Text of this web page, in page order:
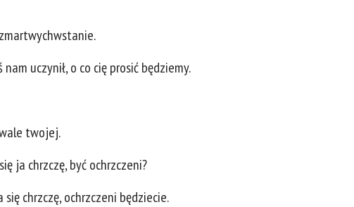
uczynił, o co cię prosić będziemy.
twojej.
ja chrzczę, być ochrzczeni?
chrzczę, ochrzczeni będziecie.